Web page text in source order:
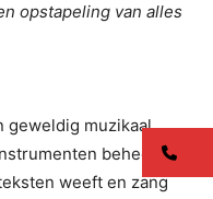
opstapeling van alles
geweldig muzikaal
beheerst,
weeft en zang